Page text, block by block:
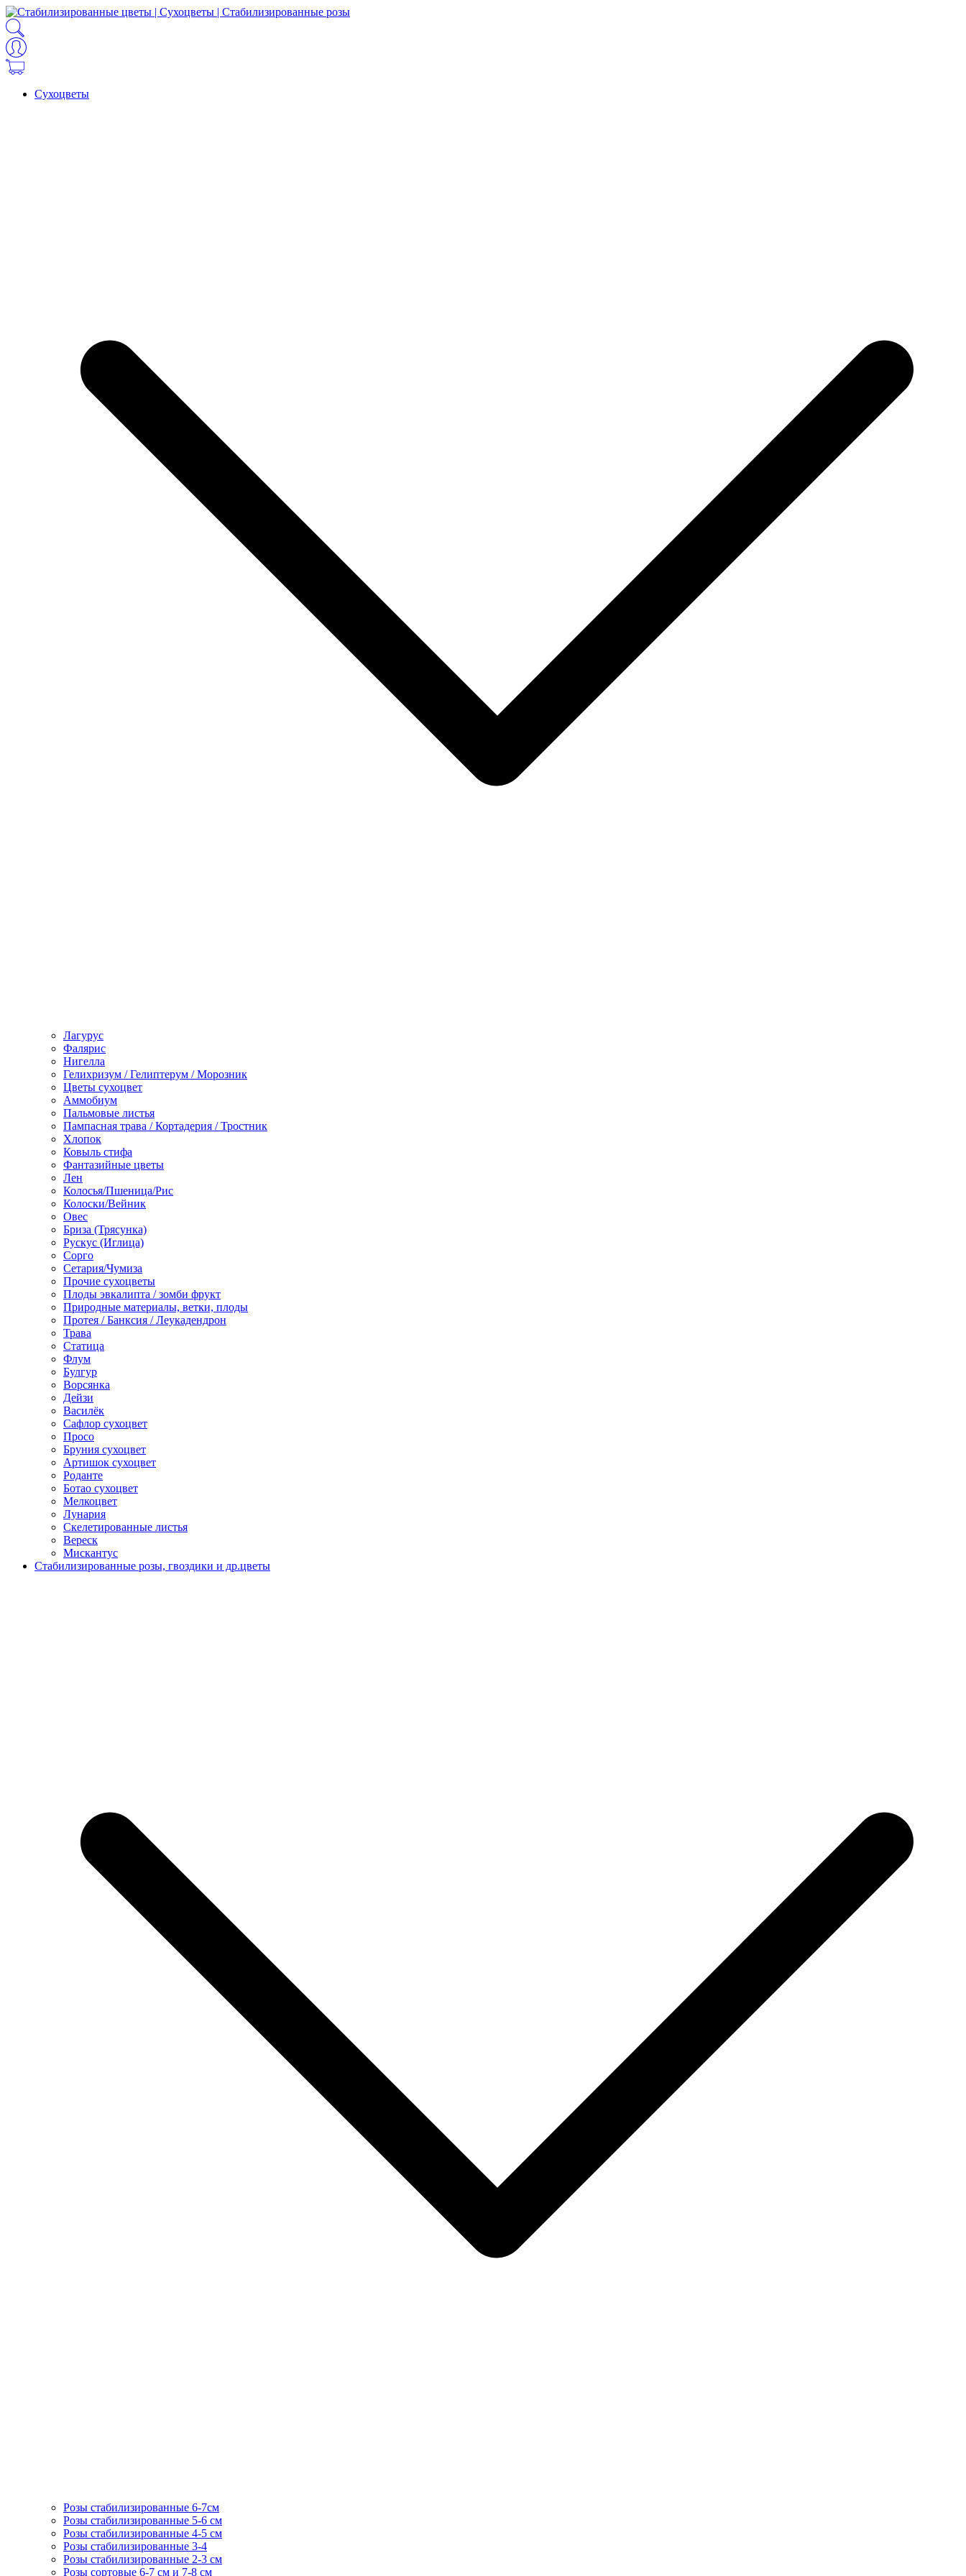
Сухоцветы
Лагурус
Фалярис
Нигелла
Гелихризум / Гелиптерум / Морозник
Цветы сухоцвет
Аммобиум
Пальмовые листья
Пампасная трава / Кортадерия / Тростник
Хлопок
Ковыль стифа
Фантазийные цветы
Лен
Колосья/Пшеница/Рис
Колоски/Вейник
Овес
Бриза (Трясунка)
Рускус (Иглица)
Сорго
Сетария/Чумиза
Прочие сухоцветы
Плоды эвкалипта / зомби фрукт
Природные материалы, ветки, плоды
Протея / Банксия / Леукадендрон
Трава
Статица
Флум
Булгур
Ворсянка
Дейзи
Василёк
Сафлор сухоцвет
Просо
Бруния сухоцвет
Артишок сухоцвет
Роданте
Ботао сухоцвет
Мелкоцвет
Лунария
Скелетированные листья
Вереск
Мискантус
Стабилизированные розы, гвоздики и др.цветы
Розы стабилизированные 6-7см
Розы стабилизированные 5-6 см
Розы стабилизированные 4-5 см
Розы стабилизированные 3-4
Розы стабилизированные 2-3 см
Розы сортовые 6-7 см и 7-8 см